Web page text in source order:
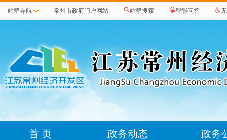
站群导航 常州市政府门户网站 站群搜索 智能问答
首 页 政务动态 政务